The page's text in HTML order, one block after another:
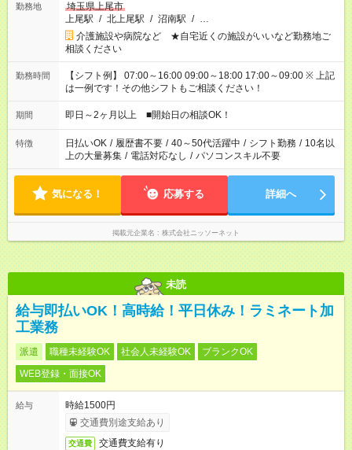
勤務地
埼玉県上尾市
上尾駅 / 北上尾駅 / 沼南駅 / …
介護施設や病院など ★自宅近くの施設がいいなど勤務地ご
相談ください
勤務時間
【シフト例】 07:00～16:00 09:00～18:00 17:00～09:00 ※ 上記
は一例です！その他シフトもご相談ください！
期間 即日～2ヶ月以上 ■開始日の相談OK！
特徴 日払いOK / 履歴書不要 / 40～50代活躍中 / シフト勤務 / 10名以
上の大量募集 / 電話対応なし / パソコンスキル不要
気になる！ 応募する 詳細へ
掲載元企業名 株式会社ニッソーネット
未読
給与即払いOK！高時給！平日休み！ラミネート加
工業務
派遣 職種未経験OK 社会人未経験OK
ブランクOK
WEB登録・面接OK
給与
時給1500円
交通費別途支給あり
交通費 交通費支給有り